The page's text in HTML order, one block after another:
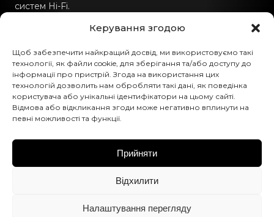
Керування згодою
Щоб забезпечити найкращий досвід, ми використовуємо такі
технології, як файли cookie, для зберігання та/або доступу до
інформації про пристрій. Згода на використання цих
технологій дозволить нам обробляти такі дані, як поведінка
користувача або унікальні ідентифікатори на цьому сайті.
Відмова або відкликання згоди може негативно вплинути на
певні можливості та функції.
Прийняти
Відхилити
Налаштування перегляду
систем Hi-Fi.
Зв'язатись з нами
hello@canvashifi.com
Телефонуйте +45 29 75 00 45
CANVAS HiFi ApS
Flade Engvej 4
Номер ПДВ:DK43519425